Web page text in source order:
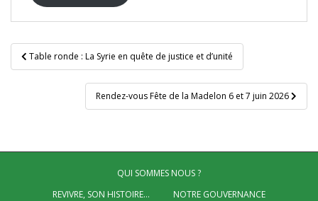
Navigation
de
Table ronde : La Syrie en quête de justice et d’unité
Rendez-vous Fête de la Madelon 6 et 7 juin 2026
QUI SOMMES NOUS ?
REVIVRE, SON HISTOIRE…
NOTRE GOUVERNANCE